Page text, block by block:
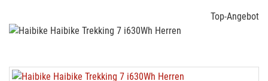
Top-Angebot